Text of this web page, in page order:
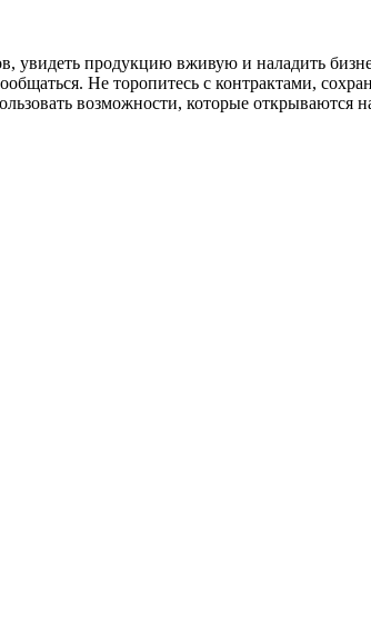
увидеть продукцию вживую и наладить
Не торопитесь с контрактами,
возможности, которые открываются